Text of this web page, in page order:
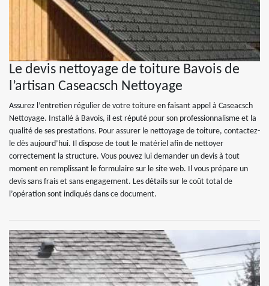
Le devis nettoyage de toiture Bavois de
l’artisan Caseacsch Nettoyage
Assurez l’entretien régulier de votre toiture en faisant appel à Caseacsch
Nettoyage. Installé à Bavois, il est réputé pour son professionnalisme et la
qualité de ses prestations. Pour assurer le nettoyage de toiture, contactez-
le dès aujourd’hui. Il dispose de tout le matériel afin de nettoyer
correctement la structure. Vous pouvez lui demander un devis à tout
moment en remplissant le formulaire sur le site web. Il vous prépare un
devis sans frais et sans engagement. Les détails sur le coût total de
l’opération sont indiqués dans ce document.